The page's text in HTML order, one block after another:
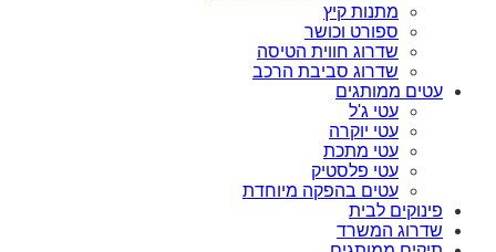
מתנות קיץ
ספורט וכושר
שדרוג חווית הטיסה
שדרוג סביבת הרכב
עטים ממותגים
עטי ג'ל
עטי יוקרה
עטי מתכת
עטי פלסטיק
עטים בהפקה מיוחדת
פינוקים לבית
שדרוג המשרד